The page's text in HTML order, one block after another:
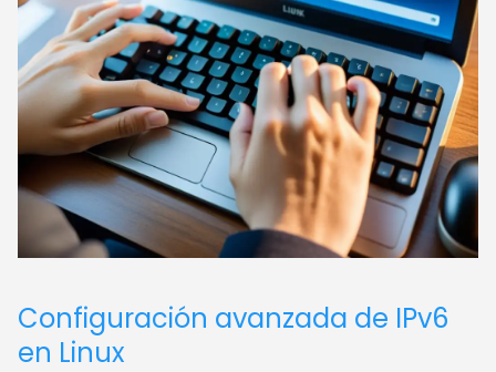
Configuración avanzada de IPv6
en Linux